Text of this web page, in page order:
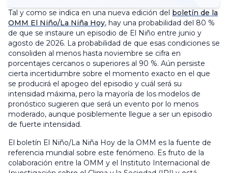
Tal y como se indica en una nueva edición del boletín de la
OMM El Niño/La Niña Hoy, hay una probabilidad del 80 %
de que se instaure un episodio de El Niño entre junio y
agosto de 2026. La probabilidad de que esas condiciones se
consoliden al menos hasta noviembre se cifra en
porcentajes cercanos o superiores al 90 %. Aún persiste
cierta incertidumbre sobre el momento exacto en el que
se producirá el apogeo del episodio y cuál será su
intensidad máxima, pero la mayoría de los modelos de
pronóstico sugieren que será un evento por lo menos
moderado, aunque posiblemente llegue a ser un episodio
de fuerte intensidad.
El boletín El Niño/La Niña Hoy de la OMM es la fuente de
referencia mundial sobre este fenómeno. Es fruto de la
colaboración entre la OMM y el Instituto Internacional de